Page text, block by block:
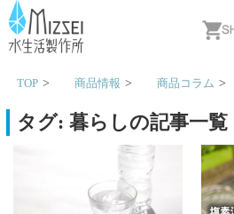
TOP 商品情報 商品コラム
タグ: 暮らしの記事一覧